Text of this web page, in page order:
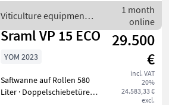
Leseboxen unter Presse
Viticulture equipment /
Sraml
1 month
online
Sraml VP 15 ECO
29.500
€
incl. VAT
20%
24.583,33 €
excl.
YOM 2023
Saftwanne auf Rollen 580
Liter · Doppelschiebetüren,